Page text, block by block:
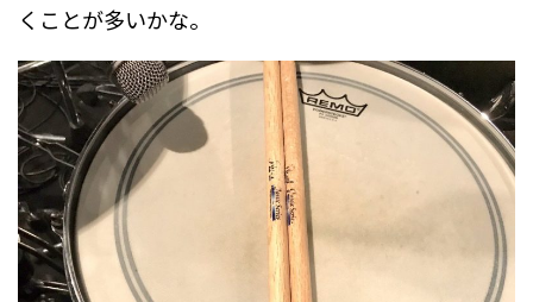
くことが多いかな。